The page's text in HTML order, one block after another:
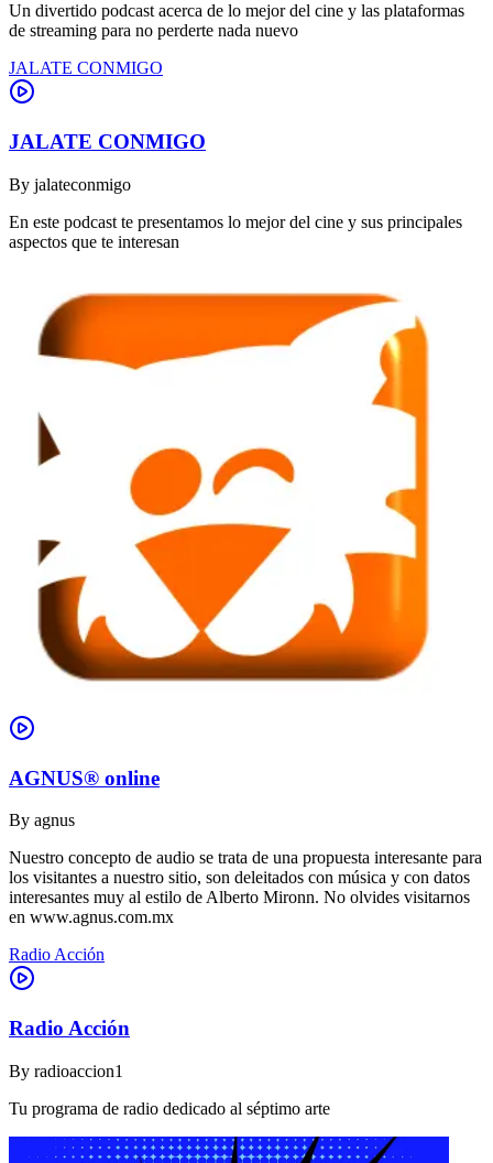
Un divertido podcast acerca de lo mejor del cine y las plataformas
de streaming para no perderte nada nuevo
JALATE CONMIGO
JALATE CONMIGO
By jalateconmigo
En este podcast te presentamos lo mejor del cine y sus principales
aspectos que te interesan
AGNUS® online
By agnus
Nuestro concepto de audio se trata de una propuesta interesante para
los visitantes a nuestro sitio, son deleitados con música y con datos
interesantes muy al estilo de Alberto Mironn. No olvides visitarnos
en www.agnus.com.mx
Radio Acción
Radio Acción
By radioaccion1
Tu programa de radio dedicado al séptimo arte